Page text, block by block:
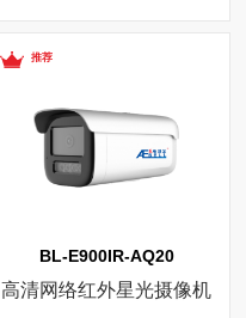
推荐
BL-E900IR-AQ20
高清网络红外星光摄像机